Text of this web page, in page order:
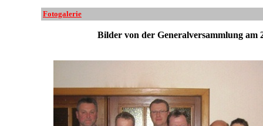
Fotogalerie
Bilder von der Generalversammlung am